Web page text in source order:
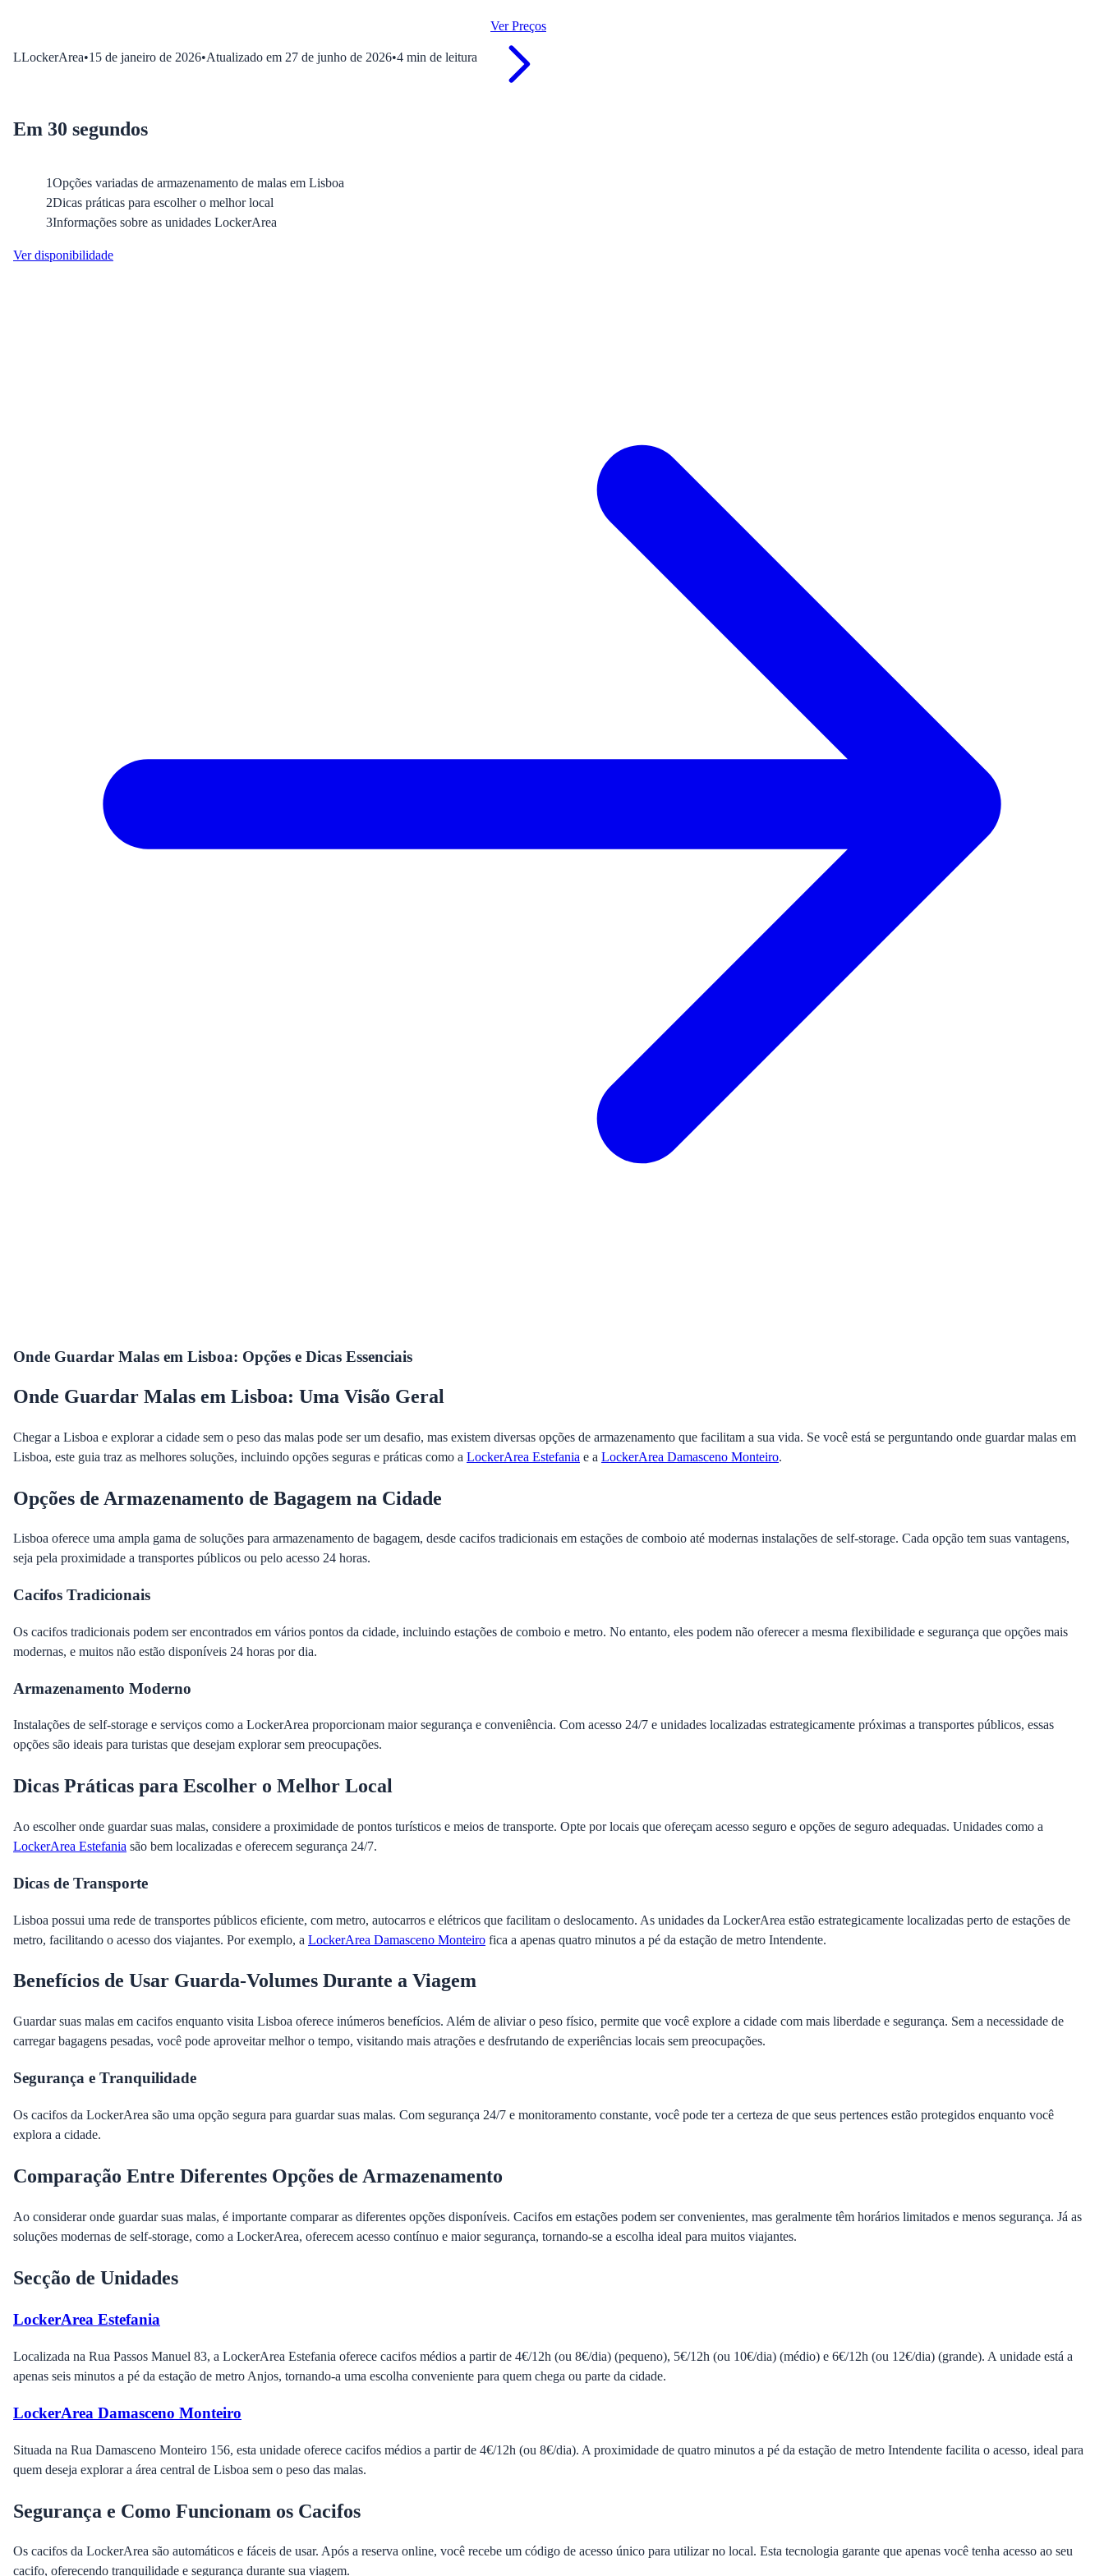
LLockerArea•15 de janeiro de 2026•Atualizado em 27 de junho de 2026•4 min de leitura
Ver Preços
Em 30 segundos
1Opções variadas de armazenamento de malas em Lisboa
2Dicas práticas para escolher o melhor local
3Informações sobre as unidades LockerArea
Ver disponibilidade
Onde Guardar Malas em Lisboa: Opções e Dicas Essenciais
Onde Guardar Malas em Lisboa: Uma Visão Geral
Chegar a Lisboa e explorar a cidade sem o peso das malas pode ser um desafio, mas existem diversas opções de armazenamento que facilitam a sua vida. Se você está se perguntando onde guardar malas em
Lisboa, este guia traz as melhores soluções, incluindo opções seguras e práticas como a LockerArea Estefania e a LockerArea Damasceno Monteiro.
Opções de Armazenamento de Bagagem na Cidade
Lisboa oferece uma ampla gama de soluções para armazenamento de bagagem, desde cacifos tradicionais em estações de comboio até modernas instalações de self-storage. Cada opção tem suas vantagens,
seja pela proximidade a transportes públicos ou pelo acesso 24 horas.
Cacifos Tradicionais
Os cacifos tradicionais podem ser encontrados em vários pontos da cidade, incluindo estações de comboio e metro. No entanto, eles podem não oferecer a mesma flexibilidade e segurança que opções mais
modernas, e muitos não estão disponíveis 24 horas por dia.
Armazenamento Moderno
Instalações de self-storage e serviços como a LockerArea proporcionam maior segurança e conveniência. Com acesso 24/7 e unidades localizadas estrategicamente próximas a transportes públicos, essas
opções são ideais para turistas que desejam explorar sem preocupações.
Dicas Práticas para Escolher o Melhor Local
Ao escolher onde guardar suas malas, considere a proximidade de pontos turísticos e meios de transporte. Opte por locais que ofereçam acesso seguro e opções de seguro adequadas. Unidades como a
LockerArea Estefania são bem localizadas e oferecem segurança 24/7.
Dicas de Transporte
Lisboa possui uma rede de transportes públicos eficiente, com metro, autocarros e elétricos que facilitam o deslocamento. As unidades da LockerArea estão estrategicamente localizadas perto de estações de
metro, facilitando o acesso dos viajantes. Por exemplo, a LockerArea Damasceno Monteiro fica a apenas quatro minutos a pé da estação de metro Intendente.
Benefícios de Usar Guarda-Volumes Durante a Viagem
Guardar suas malas em cacifos enquanto visita Lisboa oferece inúmeros benefícios. Além de aliviar o peso físico, permite que você explore a cidade com mais liberdade e segurança. Sem a necessidade de
carregar bagagens pesadas, você pode aproveitar melhor o tempo, visitando mais atrações e desfrutando de experiências locais sem preocupações.
Segurança e Tranquilidade
Os cacifos da LockerArea são uma opção segura para guardar suas malas. Com segurança 24/7 e monitoramento constante, você pode ter a certeza de que seus pertences estão protegidos enquanto você
explora a cidade.
Comparação Entre Diferentes Opções de Armazenamento
Ao considerar onde guardar suas malas, é importante comparar as diferentes opções disponíveis. Cacifos em estações podem ser convenientes, mas geralmente têm horários limitados e menos segurança. Já as
soluções modernas de self-storage, como a LockerArea, oferecem acesso contínuo e maior segurança, tornando-se a escolha ideal para muitos viajantes.
Secção de Unidades
LockerArea Estefania
Localizada na Rua Passos Manuel 83, a LockerArea Estefania oferece cacifos médios a partir de 4€/12h (ou 8€/dia) (pequeno), 5€/12h (ou 10€/dia) (médio) e 6€/12h (ou 12€/dia) (grande). A unidade está a
apenas seis minutos a pé da estação de metro Anjos, tornando-a uma escolha conveniente para quem chega ou parte da cidade.
LockerArea Damasceno Monteiro
Situada na Rua Damasceno Monteiro 156, esta unidade oferece cacifos médios a partir de 4€/12h (ou 8€/dia). A proximidade de quatro minutos a pé da estação de metro Intendente facilita o acesso, ideal para
quem deseja explorar a área central de Lisboa sem o peso das malas.
Segurança e Como Funcionam os Cacifos
Os cacifos da LockerArea são automáticos e fáceis de usar. Após a reserva online, você recebe um código de acesso único para utilizar no local. Esta tecnologia garante que apenas você tenha acesso ao seu
cacifo, oferecendo tranquilidade e segurança durante sua viagem.